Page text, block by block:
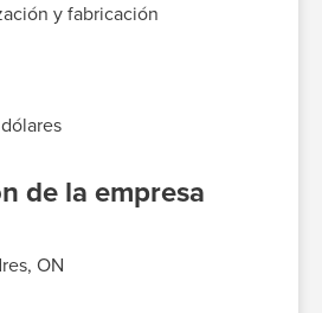
y fabricación
de la empresa
ON